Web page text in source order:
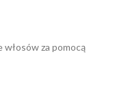
za pomocą